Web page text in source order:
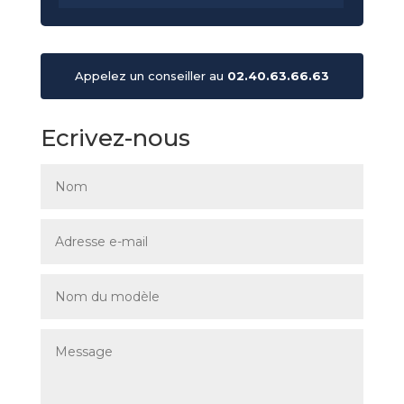
Appelez un conseiller au 02.40.63.66.63
Ecrivez-nous